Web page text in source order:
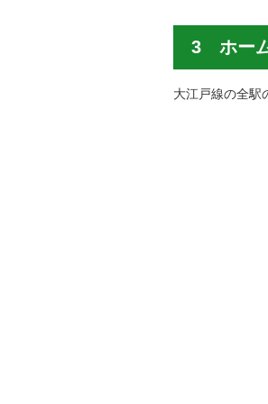
3 ホー
大江戸線の全駅